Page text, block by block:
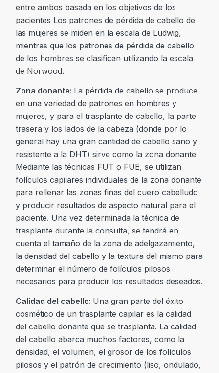
entre ambos basada en los objetivos de los
pacientes Los patrones de pérdida de cabello de
las mujeres se miden en la escala de Ludwig,
mientras que los patrones de pérdida de cabello
de los hombres se clasifican utilizando la escala
de Norwood.
Zona donante: La pérdida de cabello se produce
en una variedad de patrones en hombres y
mujeres, y para el trasplante de cabello, la parte
trasera y los lados de la cabeza (donde por lo
general hay una gran cantidad de cabello sano y
resistente a la DHT) sirve como la zona donante.
Mediante las técnicas FUT o FUE, se utilizan
folículos capilares individuales de la zona donante
para rellenar las zonas finas del cuero cabelludo
y producir resultados de aspecto natural para el
paciente. Una vez determinada la técnica de
trasplante durante la consulta, se tendrá en
cuenta el tamaño de la zona de adelgazamiento,
la densidad del cabello y la textura del mismo para
determinar el número de folículos pilosos
necesarios para producir los resultados deseados.
Calidad del cabello: Una gran parte del éxito
cosmético de un trasplante capilar es la calidad
del cabello donante que se trasplanta. La calidad
del cabello abarca muchos factores, como la
densidad, el volumen, el grosor de los folículos
pilosos y el patrón de crecimiento (liso, ondulado,